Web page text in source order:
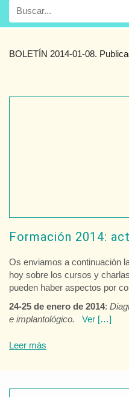
BOLETÍN 2014-01-08.
Formación 2014:
Os enviamos a continuación
hoy sobre los cursos y
pueden haber aspectos por
24-25 de enero de 2014:
e implantológico.
Ver […]
Leer más